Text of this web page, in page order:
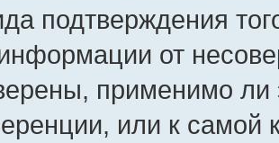
подтверждения
от
применимо ли
или к самой